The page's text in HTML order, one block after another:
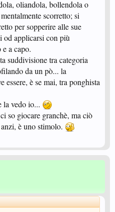
oliandola, bollendola o
scorretto; si
per sopperire alle sue
od applicarsi con più
a capo.
suddivisione tra categoria
da un pò... la
essere, è se mai, tra ponghista
la vedo io...
so giocare granchè, ma ciò
è uno stimolo.